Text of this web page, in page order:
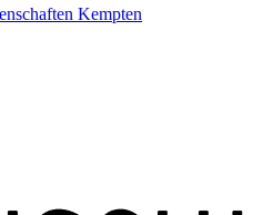
Kempten